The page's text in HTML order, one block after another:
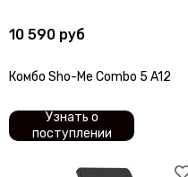
10 590 руб
Комбо Sho-Me Combo 5 A12
Узнать о
поступлении